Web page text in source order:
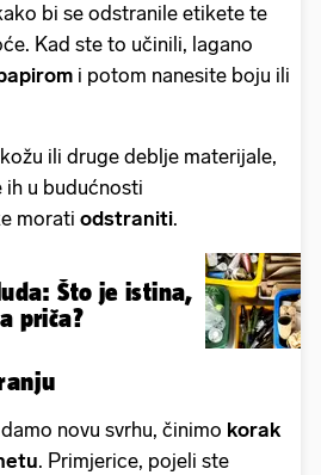
bi se odstranile etikete te
Kad ste to učinili, lagano
i potom nanesite boju ili
ili druge deblje materijale,
ih u budućnosti
morati odstraniti.
Što je istina,
priča?
novu svrhu, činimo korak
. Primjerice, pojeli ste